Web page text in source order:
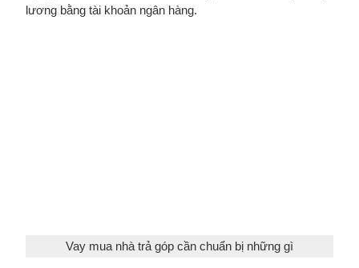
lương bằng tài khoản ngân hàng.
Vay mua nhà trả góp cần chuẩn bị những gì